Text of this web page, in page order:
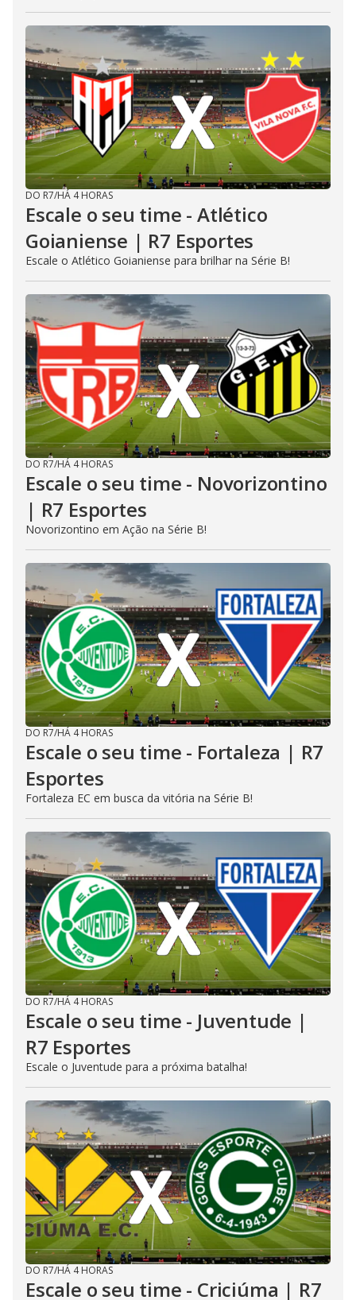
DO R7/HÁ 4 HORAS
Escale o seu time - Atlético
Goianiense | R7 Esportes
Escale o Atlético Goianiense para brilhar na Série B!
DO R7/HÁ 4 HORAS
Escale o seu time - Novorizontino
| R7 Esportes
Novorizontino em Ação na Série B!
DO R7/HÁ 4 HORAS
Escale o seu time - Fortaleza | R7
Esportes
Fortaleza EC em busca da vitória na Série B!
DO R7/HÁ 4 HORAS
Escale o seu time - Juventude |
R7 Esportes
Escale o Juventude para a próxima batalha!
DO R7/HÁ 4 HORAS
Escale o seu time - Criciúma | R7